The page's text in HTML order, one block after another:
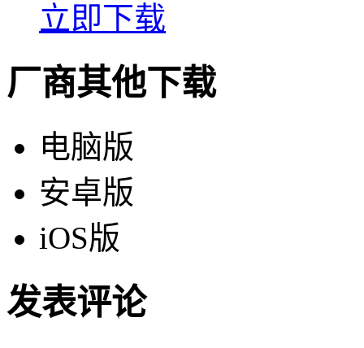
立即下载
厂商其他下载
电脑版
安卓版
iOS版
发表评论